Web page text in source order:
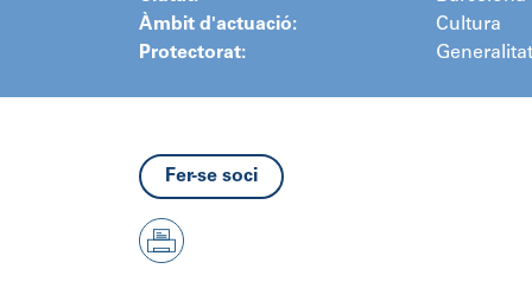
Àmbit d'actuació:
Cultura
Protectorat:
Fer-se soci